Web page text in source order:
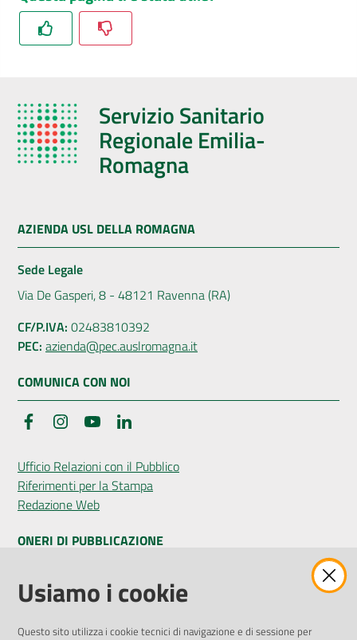
Servizio Sanitario
Regionale Emilia-
Romagna
AZIENDA USL DELLA ROMAGNA
Sede Legale
Via De Gasperi, 8 - 48121 Ravenna (RA)
CF/P.IVA: 02483810392
PEC: azienda@pec.auslromagna.it
COMUNICA CON NOI
FacebookInstagramYouTube
Ufficio Relazioni con il Pubblico
Riferimenti per la Stampa
Redazione Web
ONERI DI PUBBLICAZIONE
Amministrazione Trasparente
Pubblicità legale
Usiamo i cookie
Questo sito utilizza i cookie tecnici di navigazione e di sessione per